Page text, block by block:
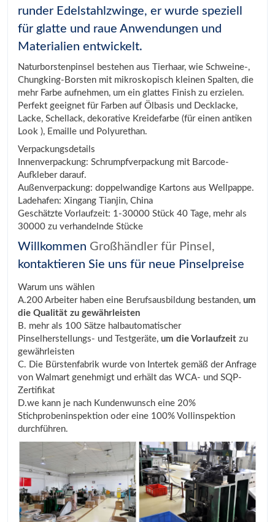
runder Edelstahlzwinge, er wurde speziell
für glatte und raue Anwendungen und
Materialien entwickelt.
Naturborstenpinsel bestehen aus Tierhaar, wie Schweine-,
Chungking-Borsten mit mikroskopisch kleinen Spalten, die
mehr Farbe aufnehmen, um ein glattes Finish zu erzielen.
Perfekt geeignet für Farben auf Ölbasis und Decklacke,
Lacke, Schellack, dekorative Kreidefarbe (für einen antiken
Look ), Emaille und Polyurethan.
Verpackungsdetails
Innenverpackung: Schrumpfverpackung mit Barcode-
Aufkleber darauf.
Außenverpackung: doppelwandige Kartons aus Wellpappe.
Ladehafen: Xingang Tianjin, China
Geschätzte Vorlaufzeit: 1-30000 Stück 40 Tage, mehr als
30000 zu verhandelnde Stücke
Willkommen Großhändler für Pinsel,
kontaktieren Sie uns für neue Pinselpreise
Warum uns wählen
A.200 Arbeiter haben eine Berufsausbildung bestanden, um
die Qualität zu gewährleisten
B. mehr als 100 Sätze halbautomatischer
Pinselherstellungs- und Testgeräte, um die Vorlaufzeit zu
gewährleisten
C. Die Bürstenfabrik wurde von Intertek gemäß der Anfrage
von Walmart genehmigt und erhält das WCA- und SQP-
Zertifikat
D.we kann je nach Kundenwunsch eine 20%
Stichprobeninspektion oder eine 100% Vollinspektion
durchführen.